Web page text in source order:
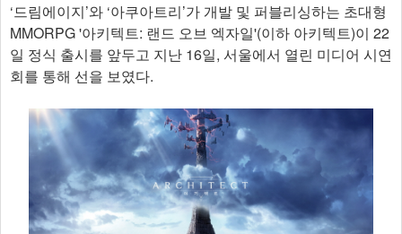
‘드림에이지’와 ‘아쿠아트리’가 개발 및 퍼블리싱하는 초대형
MMORPG '아키텍트: 랜드 오브 엑자일'(이하 아키텍트)이 22
일 정식 출시를 앞두고 지난 16일, 서울에서 열린 미디어 시연
회를 통해 선을 보였다.